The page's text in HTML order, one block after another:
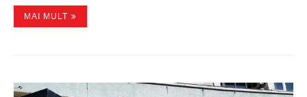
MAI MULT